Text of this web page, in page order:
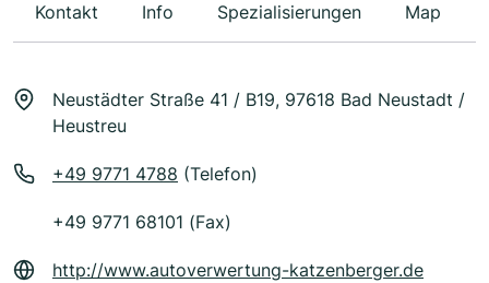
Kontakt Info Spezialisierungen Map
Neustädter Straße 41 / B19, 97618 Bad Neustadt /
Heustreu
+49 9771 4788 (Telefon)
+49 9771 68101 (Fax)
http://www.autoverwertung-katzenberger.de